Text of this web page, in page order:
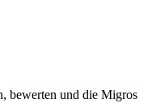
bewerten und die Migros